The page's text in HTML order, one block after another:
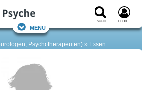
Suche Login
Menü
Psychotherapeuten) Essen